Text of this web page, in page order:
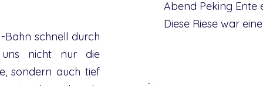
Bahn schnell durch
nicht nur die
sondern auch tief
Abend Peking Ente
Diese Riese war